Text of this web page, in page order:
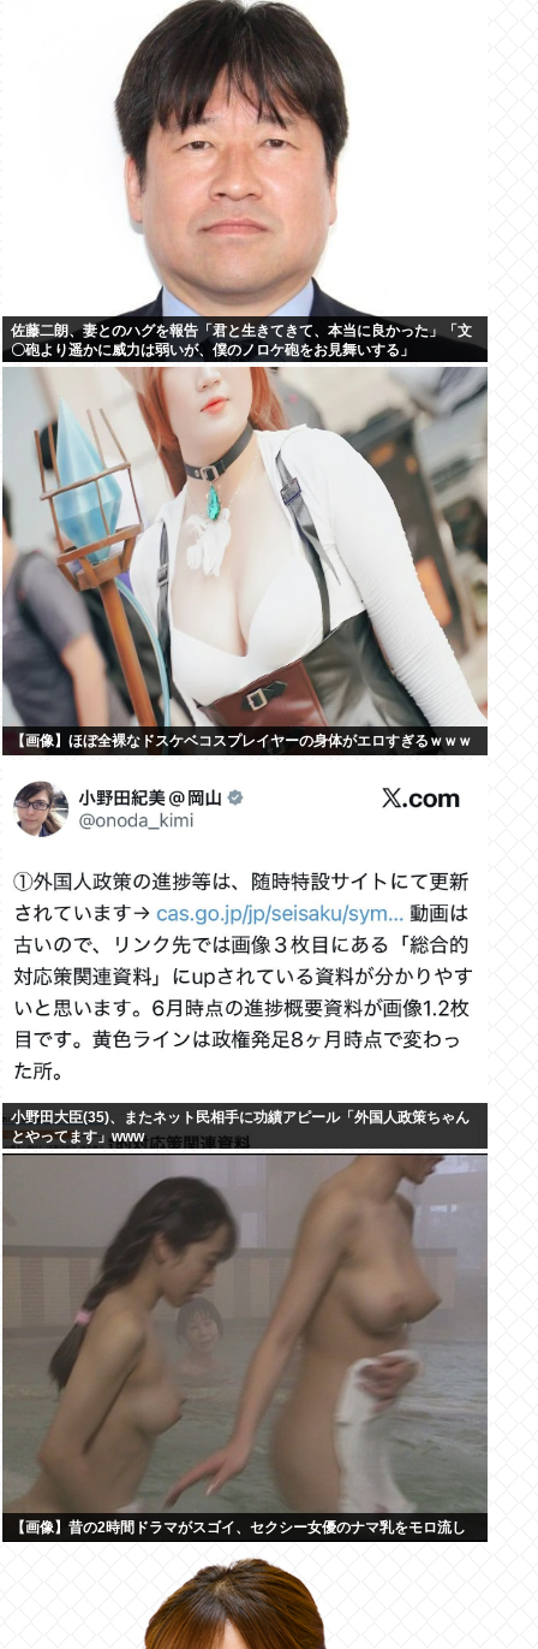
佐藤二朗、妻とのハグを報告「君と生きてきて、本当に良かった」「文
〇砲より遥かに威力は弱いが、僕のノロケ砲をお見舞いする」
【画像】ほぼ全裸なドスケベコスプレイヤーの身体がエロすぎるｗｗｗ
小野田大臣(35)、またネット民相手に功績アピール「外国人政策ちゃん
とやってます」www
【画像】昔の2時間ドラマがスゴイ、セクシー女優のナマ乳をモロ流し